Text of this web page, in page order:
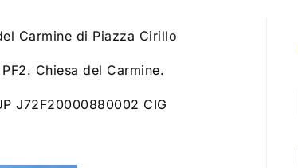
Carmine di Piazza Cirillo
Chiesa del Carmine.
J72F20000880002 CIG